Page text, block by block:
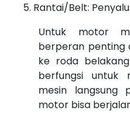
Rantai/Belt:
Untuk motor
berperan penting
ke roda
berfungsi untuk
mesin langsung
motor bisa